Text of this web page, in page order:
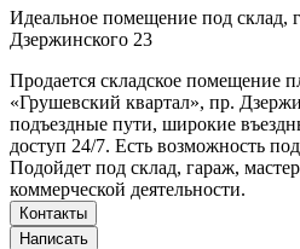
Идеальное помещение под склад,
Дзержинского 23
Продается складское помещение
«Грушевский квартал», пр.
подъездные пути, широкие
доступ 24/7. Есть возможность
Подойдет под склад, гараж,
коммерческой деятельности.
Контакты
Написать